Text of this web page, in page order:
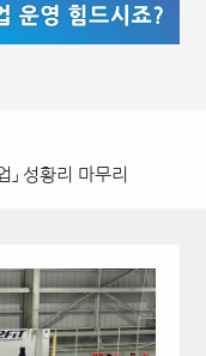
성황리 마무리